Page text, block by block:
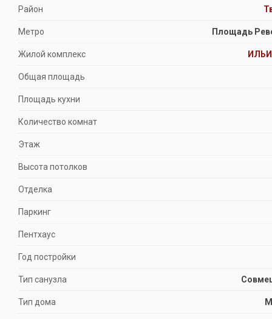
Район
Метро Площадь
Жилой комплекс
Общая площадь
Площадь кухни
Количество комнат
Этаж
Высота потолков
Отделка
Паркинг
Пентхаус
Год постройки
Тип санузла
Тип дома